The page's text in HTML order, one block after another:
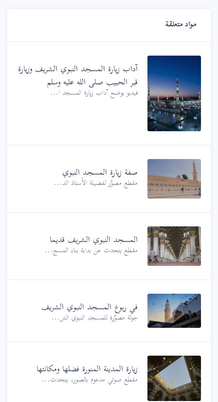
مواد متعلقة
آداب زيارة المسجد النبوي الشريف وزيارة
قبر الحبيب صلى الله عليه وسلم
فيديو يوضح آداب زيارة المسجد ا...
صفة زيارة المسجد النبوي
مقطع مصوَّر لفضيلة الأستاذ الد...
المسجد النبوي الشريف قديما
مقطع يتحدث عن بداية بناء المسج...
في ربوع المسجد النبوي الشريف
جولة مصوَّرة للمسجد النبوي الش...
زيارة المدينة المنورة فضلها ومكانتها
مقطع صوتي مدعوم بالصور، يتحدث...